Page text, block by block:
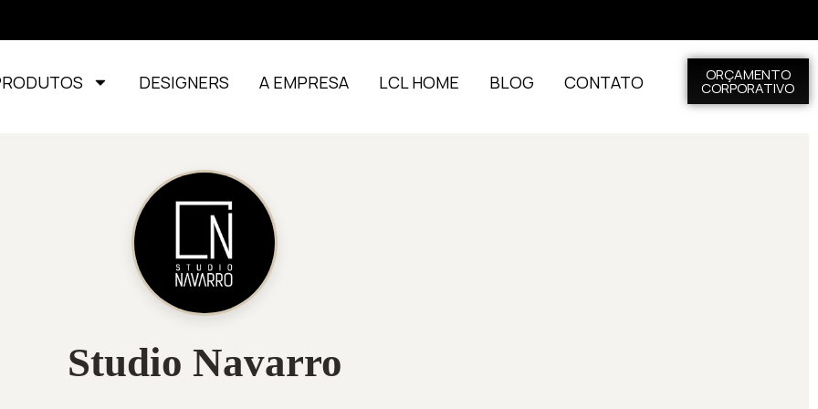
DESIGNERS A EMPRESA LCL HOME BLOG CONTATO ORÇAMENTO
CORPORATIVO
Studio Navarro